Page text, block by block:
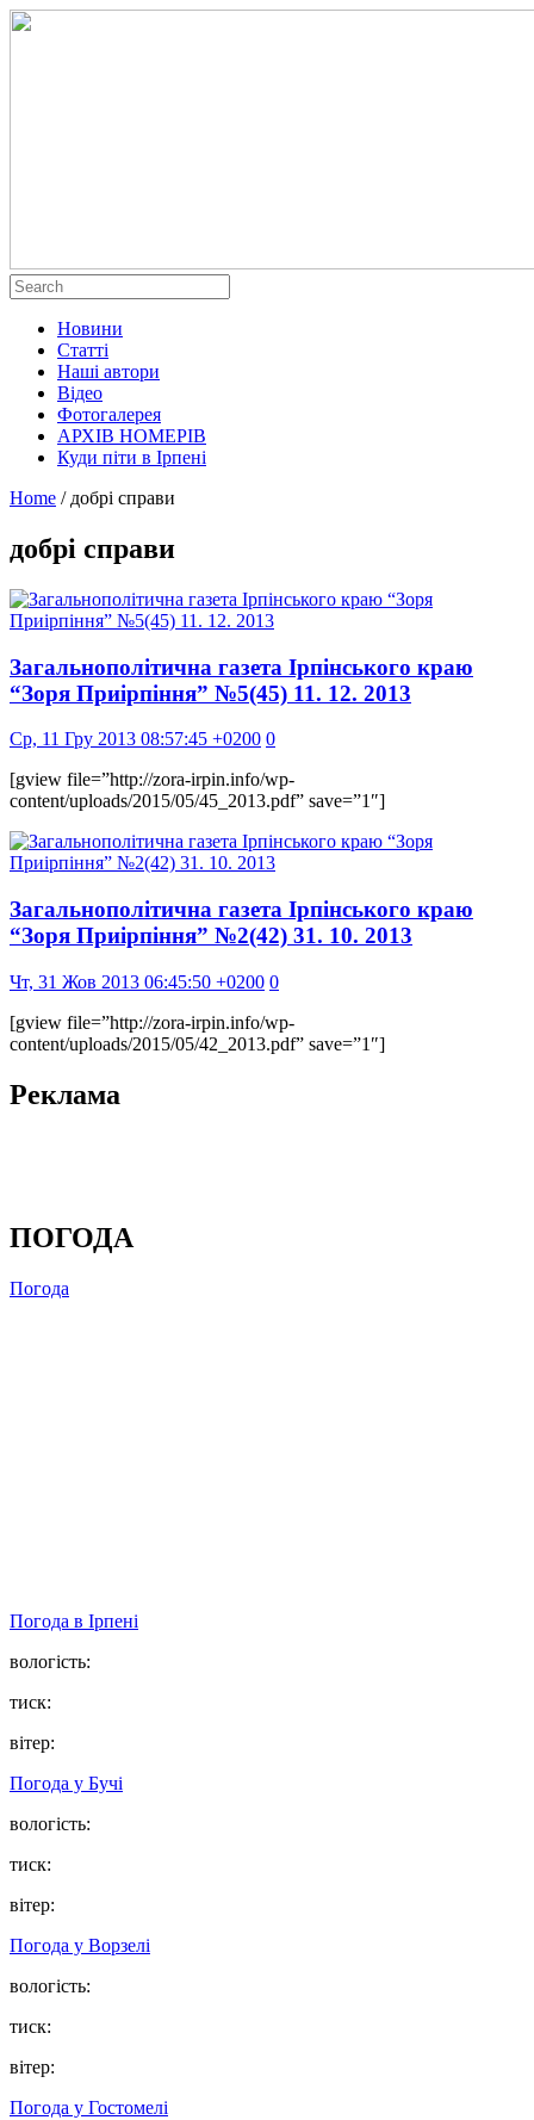
Новини
Статті
Наші автори
Відео
Фотогалерея
АРХІВ НОМЕРІВ
Куди піти в Ірпені
Home / добрі справи
добрі справи
Загальнополітична газета Ірпінського краю
“Зоря Приірпіння” №5(45) 11. 12. 2013
Ср, 11 Гру 2013 08:57:45 +0200 0
[gview file=”http://zora-irpin.info/wp-
content/uploads/2015/05/45_2013.pdf” save=”1″]
Загальнополітична газета Ірпінського краю
“Зоря Приірпіння” №2(42) 31. 10. 2013
Чт, 31 Жов 2013 06:45:50 +0200 0
[gview file=”http://zora-irpin.info/wp-
content/uploads/2015/05/42_2013.pdf” save=”1″]
Реклама
ПОГОДА
Погода
Погода в Ірпені
вологість:
тиск:
вітер:
Погода у Бучі
вологість:
тиск:
вітер:
Погода у Ворзелі
вологість:
тиск:
вітер:
Погода у Гостомелі